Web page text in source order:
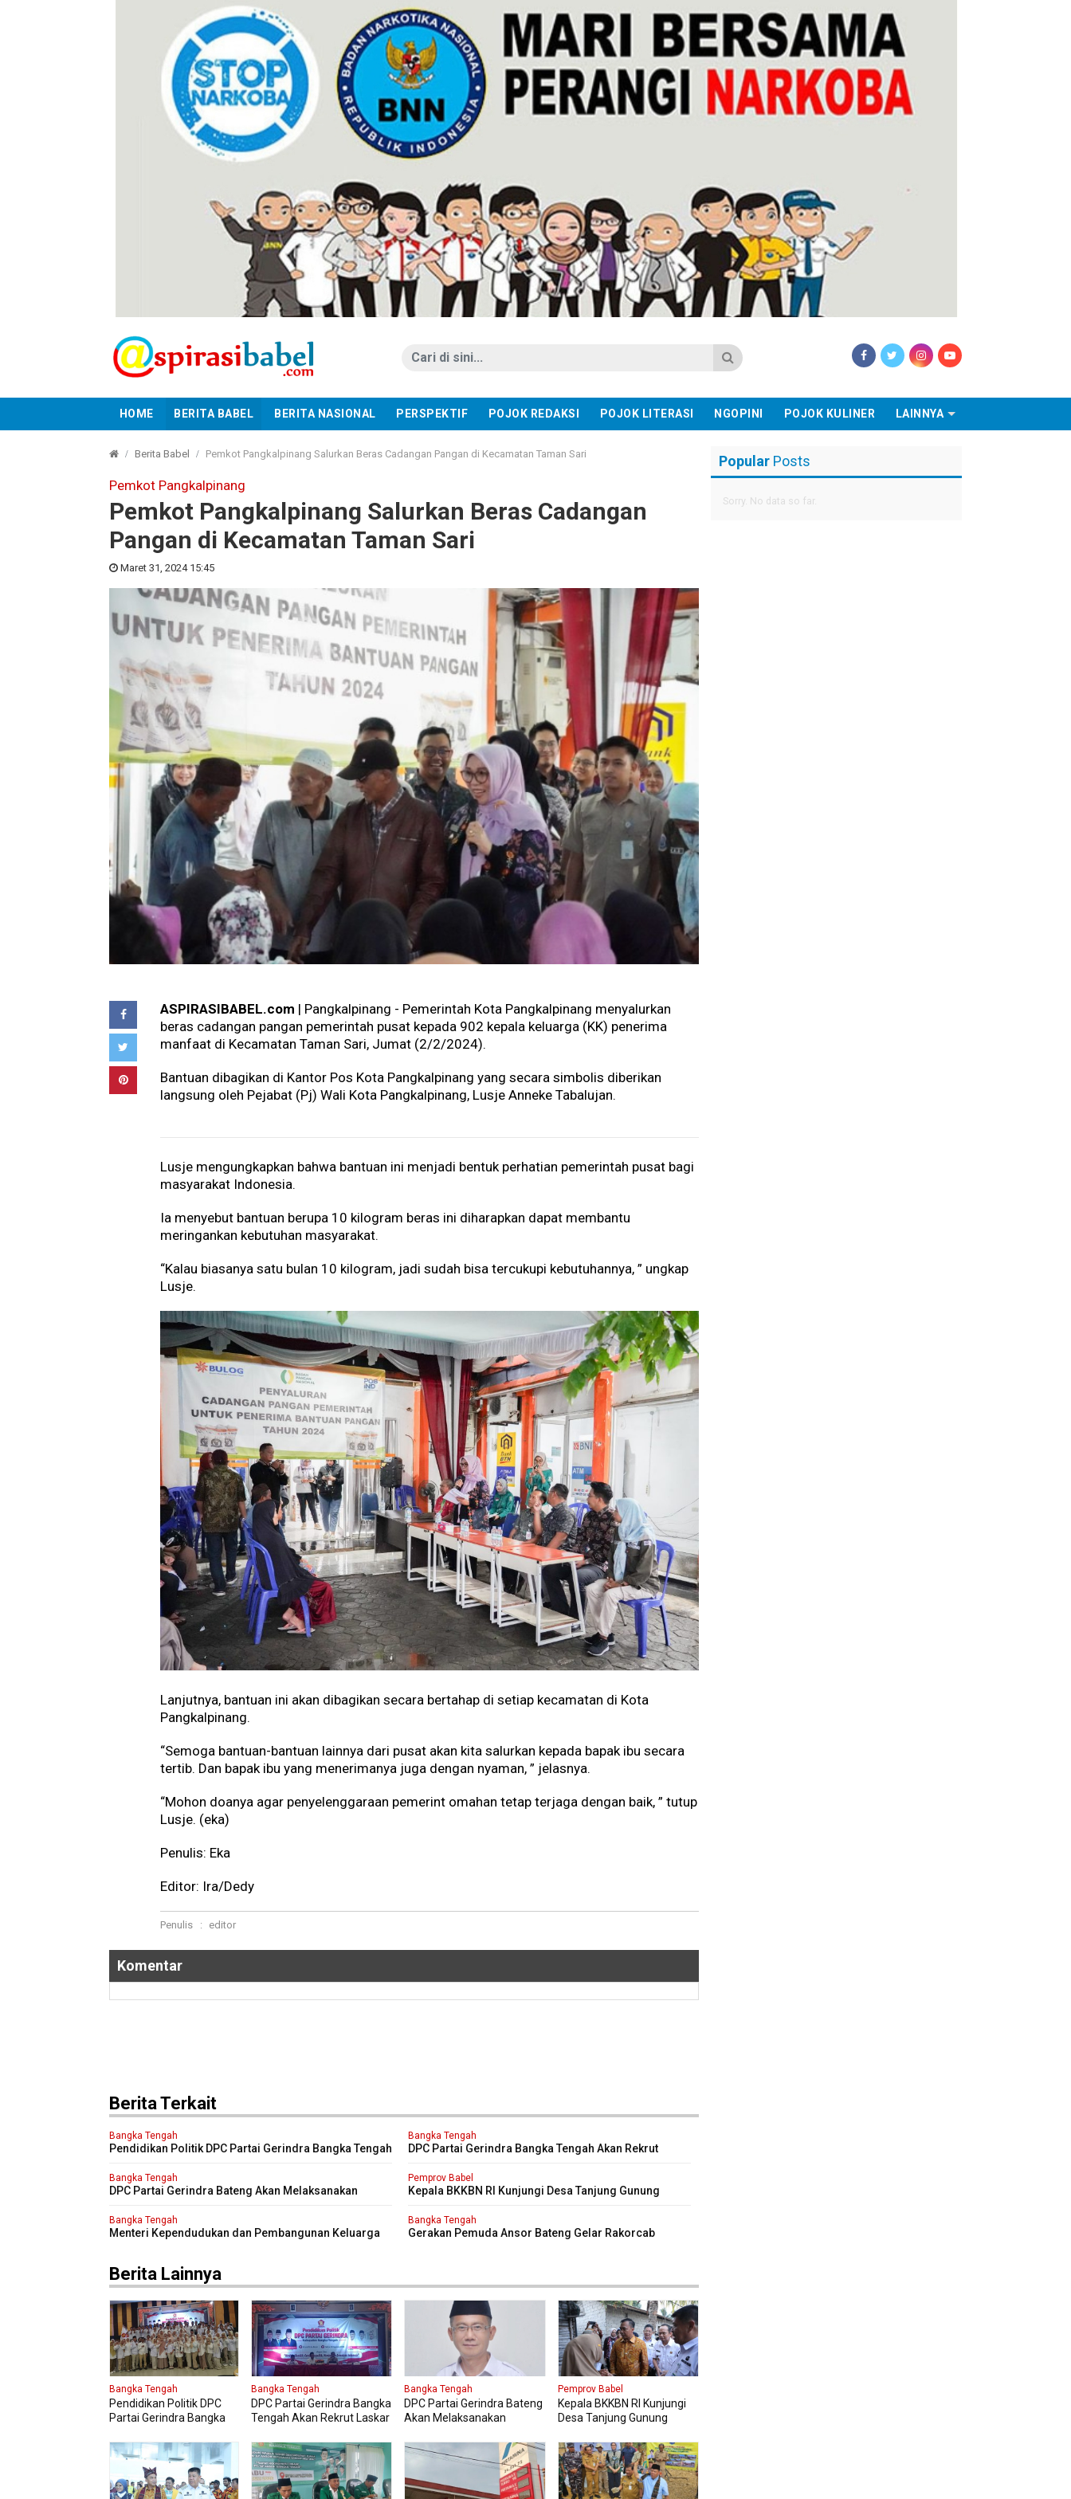
HOME BERITA BABEL BERITA NASIONAL PERSPEKTIF POJOK REDAKSI POJOK LITERASI NGOPINI POJOK KULINER LAINNYA
Berita Babel Pemkot Pangkalpinang Salurkan Beras Cadangan Pangan di Kecamatan Taman Sari
Pemkot Pangkalpinang
Pemkot Pangkalpinang Salurkan Beras Cadangan
Pangan di Kecamatan Taman Sari
Maret 31, 2024 15:45
ASPIRASIBABEL.com | Pangkalpinang - Pemerintah Kota Pangkalpinang menyalurkan
beras cadangan pangan pemerintah pusat kepada 902 kepala keluarga (KK) penerima
manfaat di Kecamatan Taman Sari, Jumat (2/2/2024).
Bantuan dibagikan di Kantor Pos Kota Pangkalpinang yang secara simbolis diberikan
langsung oleh Pejabat (Pj) Wali Kota Pangkalpinang, Lusje Anneke Tabalujan.
Lusje mengungkapkan bahwa bantuan ini menjadi bentuk perhatian pemerintah pusat bagi
masyarakat Indonesia.
Ia menyebut bantuan berupa 10 kilogram beras ini diharapkan dapat membantu
meringankan kebutuhan masyarakat.
“Kalau biasanya satu bulan 10 kilogram, jadi sudah bisa tercukupi kebutuhannya, ” ungkap
Lusje.
Lanjutnya, bantuan ini akan dibagikan secara bertahap di setiap kecamatan di Kota
Pangkalpinang.
“Semoga bantuan-bantuan lainnya dari pusat akan kita salurkan kepada bapak ibu secara
tertib. Dan bapak ibu yang menerimanya juga dengan nyaman, ” jelasnya.
“Mohon doanya agar penyelenggaraan pemerint omahan tetap terjaga dengan baik, ” tutup
Lusje. (eka)
Penulis: Eka
Editor: Ira/Dedy
Penulis : editor
Komentar
Berita Terkait
Bangka Tengah
Pendidikan Politik DPC Partai Gerindra Bangka Tengah
Bangka Tengah
DPC Partai Gerindra Bangka Tengah Akan Rekrut
Bangka Tengah
DPC Partai Gerindra Bateng Akan Melaksanakan
Pemprov Babel
Kepala BKKBN RI Kunjungi Desa Tanjung Gunung
Bangka Tengah
Menteri Kependudukan dan Pembangunan Keluarga
Bangka Tengah
Gerakan Pemuda Ansor Bateng Gelar Rakorcab
Berita Lainnya
Bangka Tengah
Pendidikan Politik DPC
Partai Gerindra Bangka
Peserta
Bangka Tengah
DPC Partai Gerindra Bangka
Tengah Akan Rekrut Laskar
Laskar
Bangka Tengah
DPC Partai Gerindra Bateng
Akan Melaksanakan
Pemprov Babel
Kepala BKKBN RI Kunjungi
Desa Tanjung Gunung
Rumah Layak Huni
Popular Posts
Sorry. No data so far.